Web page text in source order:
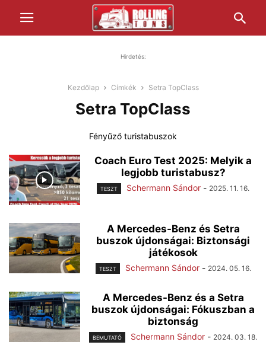
Hirdetés:
Kezdőlap Címkék Setra TopClass
Setra TopClass
Fényűző turistabuszok
Coach Euro Test 2025: Melyik a
legjobb turistabusz?
TESZT Schermann Sándor - 2025. 11. 16.
A Mercedes-Benz és Setra
buszok újdonságai: Biztonsági
játékosok
TESZT Schermann Sándor - 2024. 05. 16.
A Mercedes-Benz és a Setra
buszok újdonságai: Fókuszban a
biztonság
BEMUTATÓ Schermann Sándor - 2024. 03. 18.